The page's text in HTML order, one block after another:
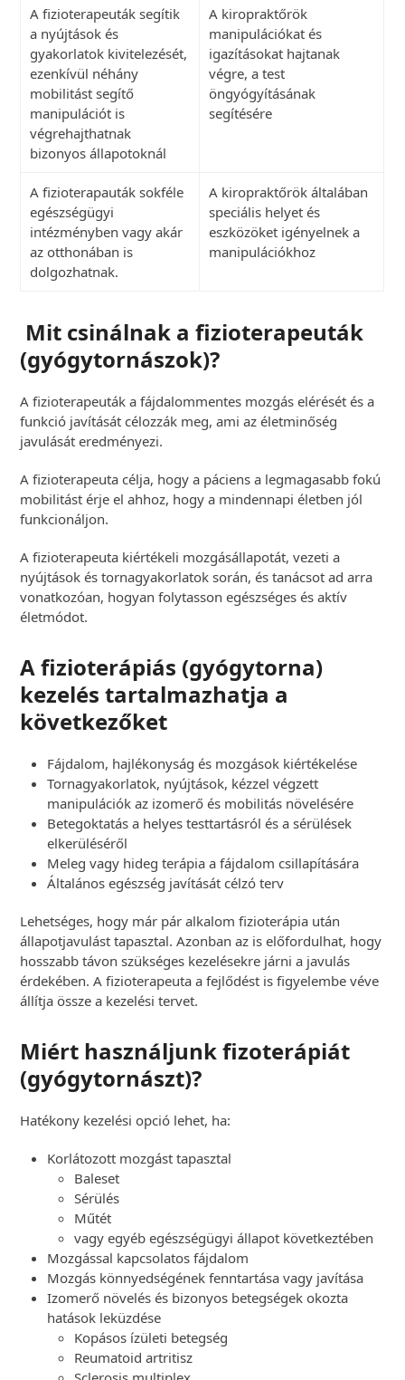
A fizioterapeuták segítik
a nyújtások és
gyakorlatok kivitelezését,
ezenkívül néhány
mobilitást segítő
manipulációt is
végrehajthatnak
bizonyos állapotoknál
A kiropraktőrök
manipulációkat és
igazításokat hajtanak
végre, a test
öngyógyításának
segítésére
A fizioterapauták sokféle
egészségügyi
intézményben vagy akár
az otthonában is
dolgozhatnak.
A kiropraktőrök általában
speciális helyet és
eszközöket igényelnek a
manipulációkhoz
Mit csinálnak a fizioterapeuták
(gyógytornászok)?
A fizioterapeuták a fájdalommentes mozgás elérését és a
funkció javítását célozzák meg, ami az életminőség
javulását eredményezi.
A fizioterapeuta célja, hogy a páciens a legmagasabb fokú
mobilitást érje el ahhoz, hogy a mindennapi életben jól
funkcionáljon.
A fizioterapeuta kiértékeli mozgásállapotát, vezeti a
nyújtások és tornagyakorlatok során, és tanácsot ad arra
vonatkozóan, hogyan folytasson egészséges és aktív
életmódot.
A fizioterápiás (gyógytorna)
kezelés tartalmazhatja a
következőket
Fájdalom, hajlékonyság és mozgások kiértékelése
Tornagyakorlatok, nyújtások, kézzel végzett
manipulációk az izomerő és mobilitás növelésére
Betegoktatás a helyes testtartásról és a sérülések
elkerüléséről
Meleg vagy hideg terápia a fájdalom csillapítására
Általános egészség javítását célzó terv
Lehetséges, hogy már pár alkalom fizioterápia után
állapotjavulást tapasztal. Azonban az is előfordulhat, hogy
hosszabb távon szükséges kezelésekre járni a javulás
érdekében. A fizioterapeuta a fejlődést is figyelembe véve
állítja össze a kezelési tervet.
Miért használjunk fizoterápiát
(gyógytornászt)?
Hatékony kezelési opció lehet, ha:
Korlátozott mozgást tapasztal
Baleset
Sérülés
Műtét
vagy egyéb egészségügyi állapot következtében
Mozgással kapcsolatos fájdalom
Mozgás könnyedségének fenntartása vagy javítása
Izomerő növelés és bizonyos betegségek okozta
hatások leküzdése
Kopásos ízületi betegség
Reumatoid artritisz